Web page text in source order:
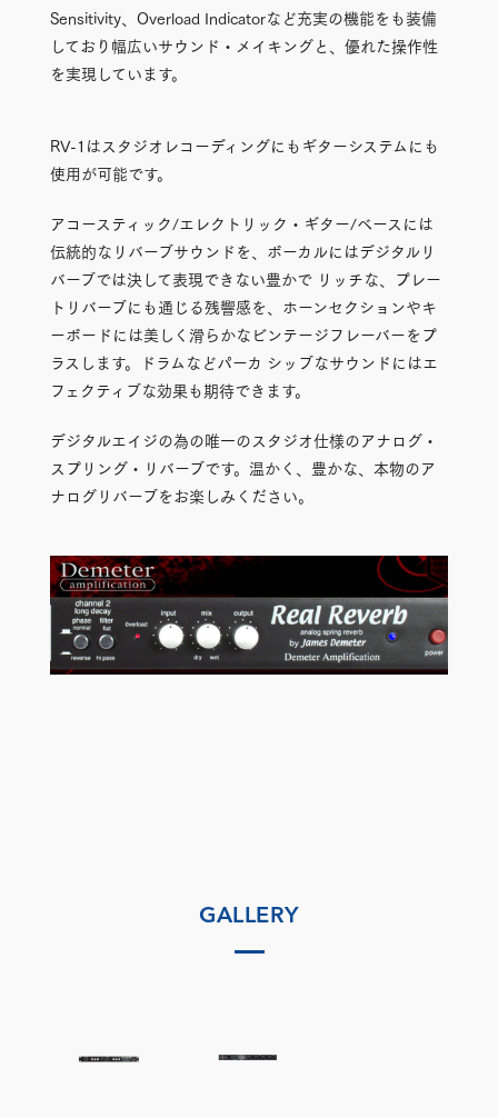
Sensitivity、Overload Indicatorなど充実の機能をも装備
しており幅広いサウンド・メイキングと、優れた操作性
を実現しています。
RV-1はスタジオレコーディングにもギターシステムにも
使用が可能です。
アコースティック/エレクトリック・ギター/ベースには
伝統的なリバーブサウンドを、ボーカルにはデジタルリ
バーブでは決して表現できない豊かで リッチな、プレー
トリバーブにも通じる残響感を、ホーンセクションやキ
ーボードには美しく滑らかなビンテージフレーバーをプ
ラスします。ドラムなどパーカ シッブなサウンドにはエ
フェクティブな効果も期待できます。
デジタルエイジの為の唯一のスタジオ仕様のアナログ・
スプリング・リバーブです。温かく、豊かな、本物のア
ナログリバーブをお楽しみください。
GALLERY